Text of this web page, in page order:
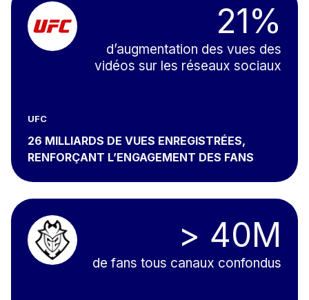
21%
d’augmentation des vues des
vidéos sur les réseaux sociaux
UFC
26 MILLIARDS DE VUES ENREGISTRÉES,
RENFORÇANT L’ENGAGEMENT DES FANS
> 40M
de fans tous canaux confondus